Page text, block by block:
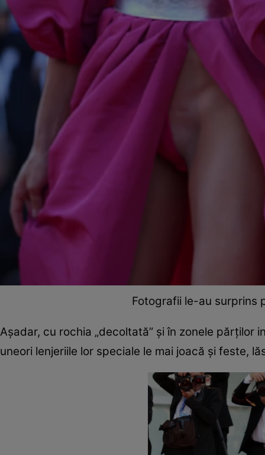
Fotografii le-au surprins
Așadar, cu rochia „decoltată” și în zonele
uneori lenjeriile lor speciale le mai joacă și feste,